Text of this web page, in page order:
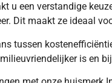
u een verstandige
Dit maakt ze ideaal
tussen
is en